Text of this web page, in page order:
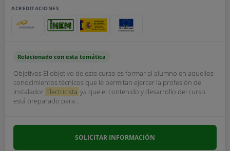
ACREDITACIONES
Relacionado con esta temática
Objetivos El objetivo de este curso es formar al alumno en aquellos
conocimientos técnicos que le permitan ejercer la profesión de
Instalador Electricista ya que el contenido y desarrollo del curso
está preparado para...
SOLICITAR INFORMACIÓN